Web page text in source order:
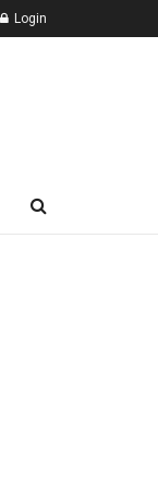
Login